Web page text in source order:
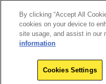
By clicking “Accept All
cookies on your device to
site usage, and assist in our
information
Cookies Settings
ドン・キホーテ
ドンキでお買い物